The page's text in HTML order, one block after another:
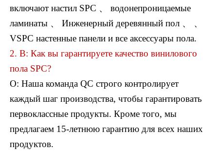
L2663 LVT Полы L2663 LVT Полы
включают настил SPC 、 водонепроницаемые
ламинаты 、 Инженерный деревянный пол 、 、
VSPC настенные панели и все аксессуары пола.
2. В: Как вы гарантируете качество винилового
пола SPC?
О: Наша команда QC строго контролирует
каждый шаг производства, чтобы гарантировать
первоклассные продукты. Кроме того, мы
предлагаем 15-летнюю гарантию для всех наших
продуктов.